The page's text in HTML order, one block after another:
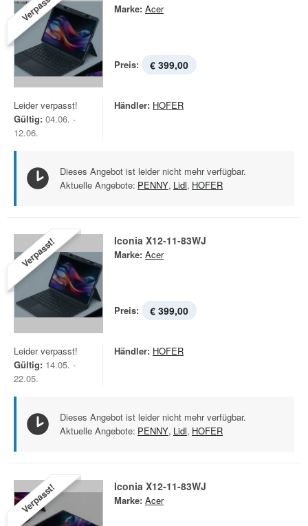
Marke: Acer
Preis: € 399,00
Leider verpasst!
Gültig: 04.06. -
12.06.
Händler: HOFER
Dieses Angebot ist leider nicht mehr verfügbar.
Aktuelle Angebote: PENNY, Lidl, HOFER
Verpasst! Iconia X12-11-83WJ
Marke: Acer
Preis: € 399,00
Leider verpasst!
Gültig: 14.05. -
22.05.
Händler: HOFER
Dieses Angebot ist leider nicht mehr verfügbar.
Aktuelle Angebote: PENNY, Lidl, HOFER
Verpasst! Iconia X12-11-83WJ
Marke: Acer